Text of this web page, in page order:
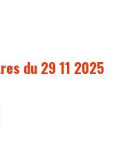
du 29 11 2025